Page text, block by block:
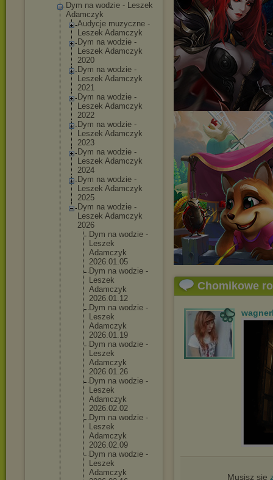
Dym na wodzie - Leszek
Adamczyk
Audycje muzyczne -
Leszek Adamczyk
Dym na wodzie -
Leszek Adamczyk
2020
Dym na wodzie -
Leszek Adamczyk
2021
Dym na wodzie -
Leszek Adamczyk
2022
Dym na wodzie -
Leszek Adamczyk
2023
Dym na wodzie -
Leszek Adamczyk
2024
Dym na wodzie -
Leszek Adamczyk
2025
Dym na wodzie -
Leszek Adamczyk
2026
Dym na wodzie -
Leszek
Adamczyk
2026.01.05
Dym na wodzie -
Leszek
Adamczyk
2026.01.12
Dym na wodzie -
Leszek
Adamczyk
2026.01.19
Dym na wodzie -
Leszek
Adamczyk
2026.01.26
Dym na wodzie -
Leszek
Adamczyk
2026.02.02
Dym na wodzie -
Leszek
Adamczyk
2026.02.09
Dym na wodzie -
Leszek
Adamczyk
Chomikowe
Musisz się